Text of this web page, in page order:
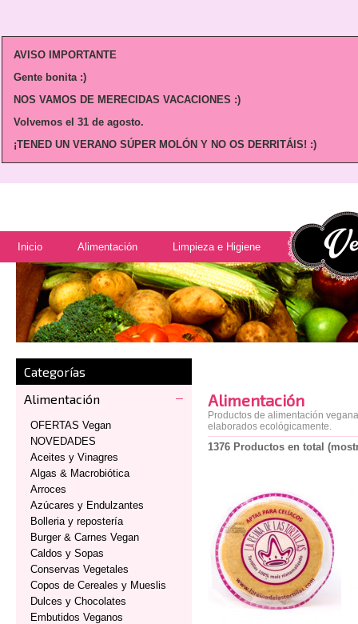
AVISO IMPORTANTE
Gente bonita :)
NOS VAMOS DE MERECIDAS VACACIONES :)
Volvemos el 31 de agosto.
¡TENED UN VERANO SÚPER MOLÓN Y NO OS DERRITÁIS! :)
Inicio Alimentación Limpieza e Higiene
Categorías
Alimentación
OFERTAS Vegan
NOVEDADES
Aceites y Vinagres
Algas & Macrobiótica
Arroces
Azúcares y Endulzantes
Bolleria y repostería
Burger & Carnes Vegan
Caldos y Sopas
Conservas Vegetales
Copos de Cereales y Mueslis
Dulces y Chocolates
Embutidos Veganos
Alimentación
Productos de alimentación
elaborados ecológicamente.
1376 Productos en total